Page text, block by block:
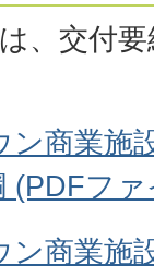
、交付
商業施
(PDFフ
商業施